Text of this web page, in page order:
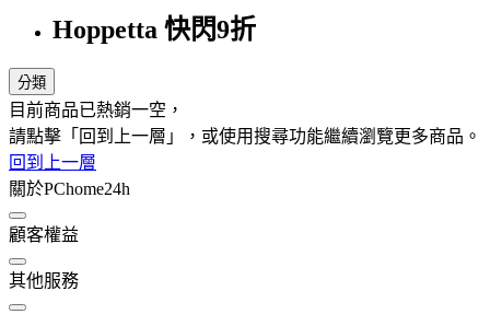
Hoppetta 快閃9折
分類
目前商品已熱銷一空，
請點擊「回到上一層」，或使用搜尋功能繼續瀏覽更多商品。
回到上一層
關於PChome24h
顧客權益
其他服務